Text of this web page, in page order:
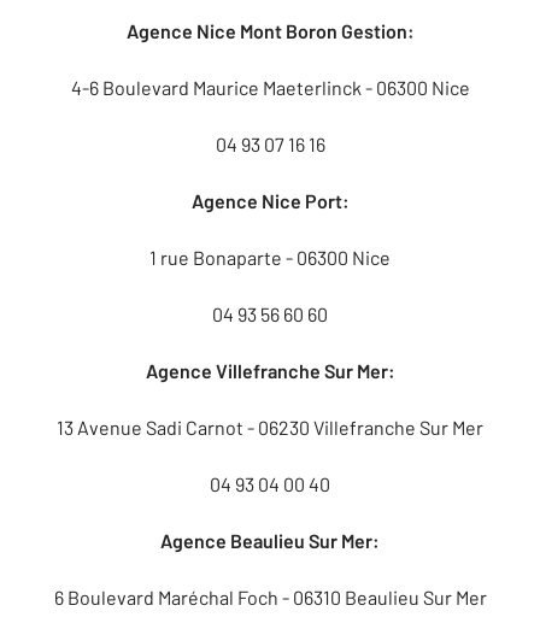
Agence Nice Mont Boron Gestion:
4-6 Boulevard Maurice Maeterlinck - 06300 Nice
04 93 07 16 16
Agence Nice Port:
1 rue Bonaparte - 06300 Nice
04 93 56 60 60
Agence Villefranche Sur Mer:
13 Avenue Sadi Carnot - 06230 Villefranche Sur Mer
04 93 04 00 40
Agence Beaulieu Sur Mer:
6 Boulevard Maréchal Foch - 06310 Beaulieu Sur Mer